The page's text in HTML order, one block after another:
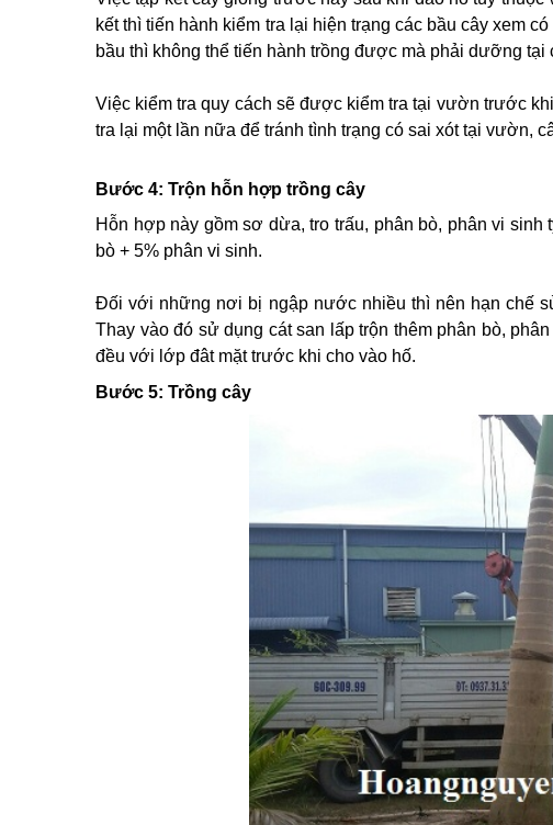
kết thì tiến hành kiểm tra lại hiện trạng các bầu cây xem
bầu thì không thể tiến hành trồng được mà phải dưỡng
Việc kiểm tra quy cách sẽ được kiểm tra tại vườn trước
tra lại một lần nữa để tránh tình trạng có sai xót tại vườn,
Bước 4: Trộn hỗn hợp trồng cây
Hỗn hợp này gồm sơ dừa, tro trấu, phân bò, phân vi
bò + 5% phân vi sinh.
Đối với những nơi bị ngập nước nhiều thì nên hạn chế
Thay vào đó sử dụng cát san lấp trộn thêm phân bò,
đều với lớp đât mặt trước khi cho vào hố.
Bước 5: Trồng cây